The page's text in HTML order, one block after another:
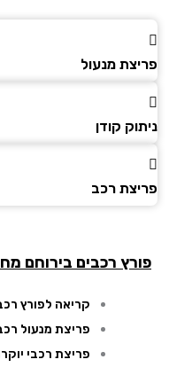
מנעול
קודן
רכב
רכבים בירוחם מחיר
קריאה לפורץ רכבים
פריצת מנעול רכב
פריצת רכבי יוקרה
מ-350